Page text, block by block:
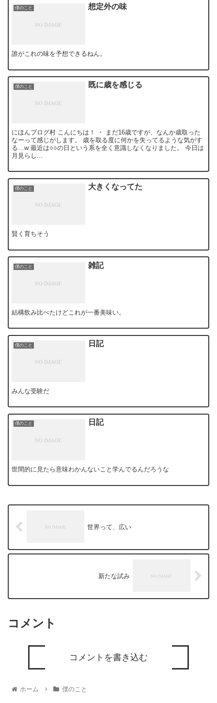
僕のこと 想定外の味
誰がこれの味を予想できるねん。
僕のこと 既に歳を感じる
にほんブログ村 こんにちは！ ・ まだ16歳ですが、なんか歳取った
なーって感じがします。 歳を取る度に何かを失ってるような気がす
る…w 最近は○○の日という系を全く意識しなくなりました。 今日は
月見らし...
僕のこと 大きくなってた
賢く育ちそう
僕のこと 雑記
結構飲み比べたけどこれが一番美味い。
僕のこと 日記
みんな受験だ
僕のこと 日記
世間的に見たら意味わかんないこと学んでるんだろうな
世界って、広い
新たな試み
コメント
コメントを書き込む
ホーム 僕のこと